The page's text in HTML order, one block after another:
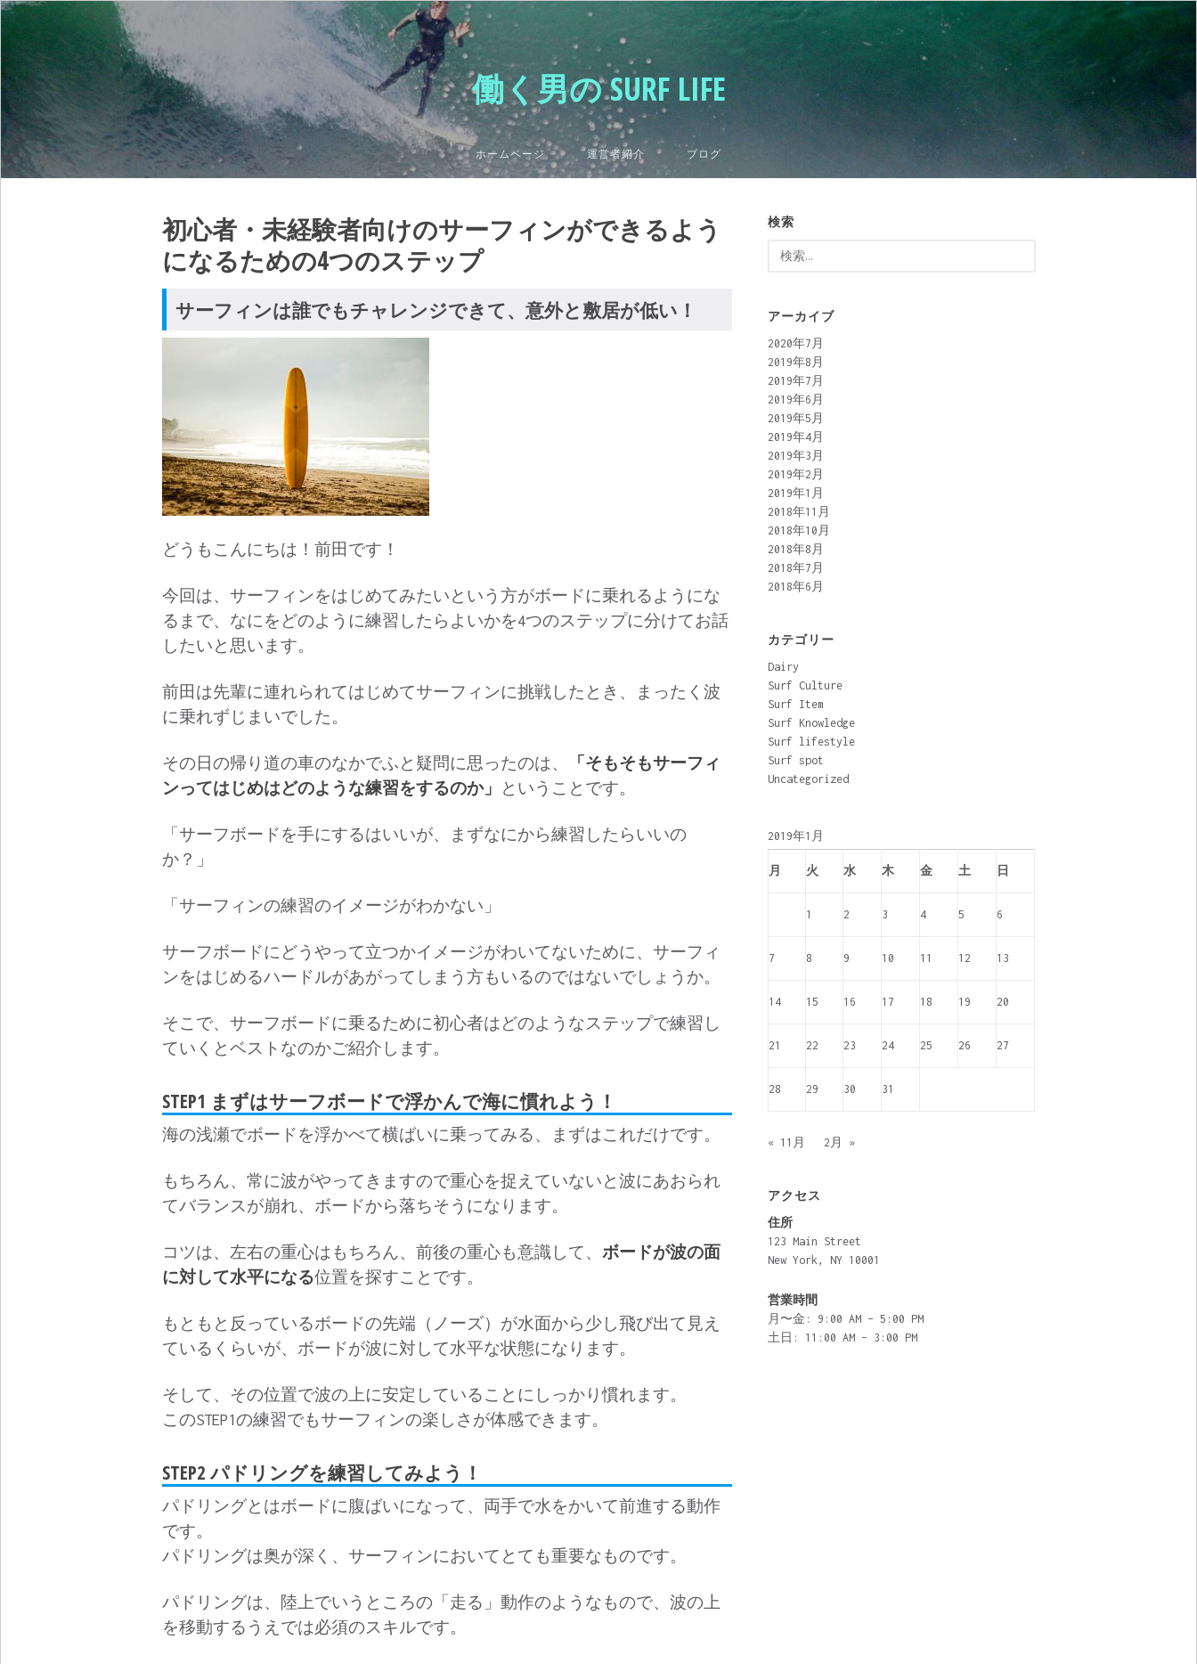
働く男の SURF LIFE
ホームページ 運営者紹介 ブログ
初心者・未経験者向けのサーフィンができるよう
になるための4つのステップ
サーフィンは誰でもチャレンジできて、意外と敷居が低い！
どうもこんにちは！前田です！
今回は、サーフィンをはじめてみたいという方がボードに乗れるようにな
るまで、なにをどのように練習したらよいかを4つのステップに分けてお話
したいと思います。
前田は先輩に連れられてはじめてサーフィンに挑戦したとき、まったく波
に乗れずじまいでした。
その日の帰り道の車のなかでふと疑問に思ったのは、
「そもそもサーフィ
ンってはじめはどのような練習をするのか」
ということです。
「サーフボードを手にするはいいが、まずなにから練習したらいいの
か？」
「サーフィンの練習のイメージがわかない」
サーフボードにどうやって立つかイメージがわいてないために、サーフィ
ンをはじめるハードルがあがってしまう方もいるのではないでしょうか。
そこで、サーフボードに乗るために初心者はどのようなステップで練習し
ていくとベストなのかご紹介します。
STEP1 まずはサーフボードで浮かんで海に慣れよう！
海の浅瀬でボードを浮かべて横ばいに乗ってみる、まずはこれだけです。
もちろん、常に波がやってきますので重心を捉えていないと波にあおられ
てバランスが崩れ、ボードから落ちそうになります。
コツは、左右の重心はもちろん、前後の重心も意識して、 ボードが波の面
に対して水平になる位置を探すことです。
もともと反っているボードの先端（ノーズ）が水面から少し飛び出て見え
ているくらいが、ボードが波に対して水平な状態になります。
そして、その位置で波の上に安定していることにしっかり慣れます。
このSTEP1の練習でもサーフィンの楽しさが体感できます。
STEP2 パドリングを練習してみよう！
パドリングとはボードに腹ばいになって、両手で水をかいて前進する動作
です。
パドリングは奥が深く、サーフィンにおいてとても重要なものです。
パドリングは、陸上でいうところの「走る」動作のようなもので、波の上
を移動するうえでは必須のスキルです。
検索
アーカイブ
2020年7月
2019年8月
2019年7月
2019年6月
2019年5月
2019年4月
2019年3月
2019年2月
2019年1月
2018年11月
2018年10月
2018年8月
2018年7月
2018年6月
カテゴリー
Dairy
Surf Culture
Surf Item
Surf Knowledge
Surf lifestyle
Surf spot
Uncategorized
2019年1月
月 火 水 木 金 土 日
1 2 3 4 5 6
7 8 9 10 11 12 13
14 15 16 17 18 19 20
21 22 23 24 25 26 27
28 29 30 31
« 11月 2月 »
アクセス
住所
123 Main Street
New York, NY 10001
営業時間
月〜金: 9:00 AM – 5:00 PM
土日: 11:00 AM – 3:00 PM